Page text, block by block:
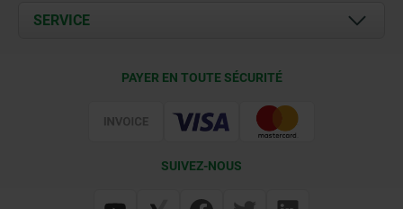
Contact
Documents
SERVICE
PAYER EN TOUTE SÉCURITÉ
SUIVEZ-NOUS